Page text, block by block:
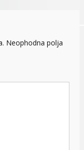
Neophodna polja